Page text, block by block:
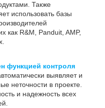
Также
использовать базы
как R&M, Panduit, AMP,
функцией контроля
выявляет и
неточности в проекте.
и надежность всех